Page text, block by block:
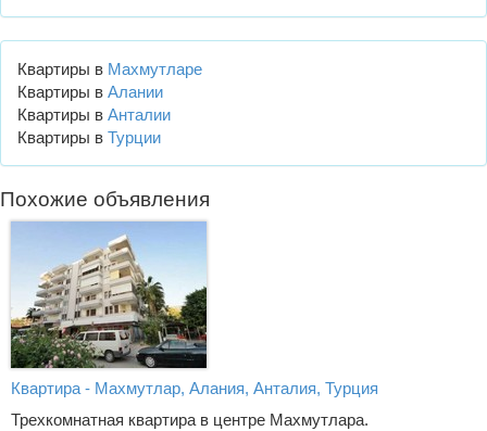
Квартиры в Махмутларе
Квартиры в Алании
Квартиры в Анталии
Квартиры в Турции
Похожие объявления
Квартира - Махмутлар, Алания, Анталия, Турция
Трехкомнатная квартира в центре Махмутлара.